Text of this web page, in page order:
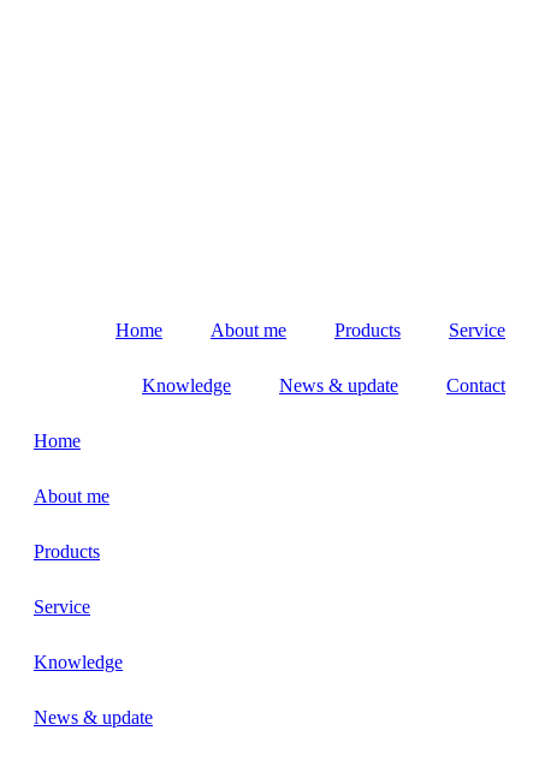
Home About me Products Service
Knowledge News & update Contact
Home
About me
Products
Service
Knowledge
News & update